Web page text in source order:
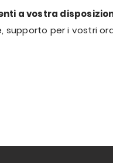
a vostra
supporto per i vostri